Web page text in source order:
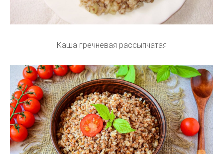
Каша гречневая рассыпчатая